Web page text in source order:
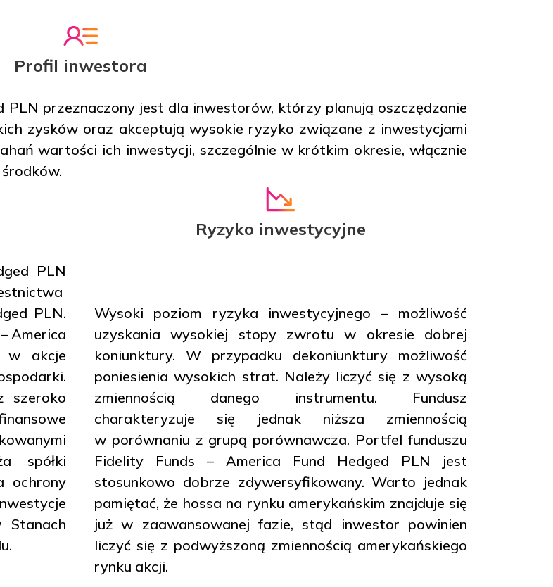
Profil inwestora
PLN przeznaczony jest dla inwestorów, którzy planują oszczędzanie
zysków oraz akceptują wysokie ryzyko związane z inwestycjami
wartości ich inwestycji, szczególnie w krótkim okresie, włącznie
PLN
PLN.
America
w akcje
szeroko
spółki
ochrony
Stanach
Ryzyko inwestycyjne
Wysoki poziom ryzyka inwestycyjnego – możliwość
uzyskania wysokiej stopy zwrotu w okresie dobrej
koniunktury. W przypadku dekoniunktury możliwość
poniesienia wysokich strat. Należy liczyć się z wysoką
zmiennością danego instrumentu. Fundusz
charakteryzuje się jednak niższa zmiennością
w porównaniu z grupą porównawcza. Portfel funduszu
Fidelity Funds – America Fund Hedged PLN jest
stosunkowo dobrze zdywersyfikowany. Warto jednak
pamiętać, że hossa na rynku amerykańskim znajduje się
już w zaawansowanej fazie, stąd inwestor powinien
liczyć się z podwyższoną zmiennością amerykańskiego
rynku akcji.